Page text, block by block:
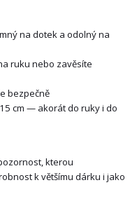
na dotek a odolný na
ruku nebo zavěsíte
bezpečně
cm — akorát do ruky i do
kterou
k většímu dárku i jako